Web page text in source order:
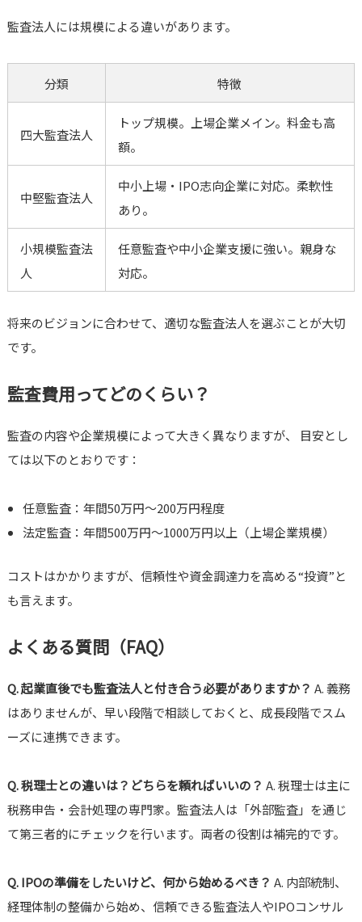
監査法人には規模による違いがあります。
分類 特徴
四大監査法人
トップ規模。上場企業メイン。料金も高
額。
中堅監査法人
中小上場・IPO志向企業に対応。柔軟性
あり。
小規模監査法
人
任意監査や中小企業支援に強い。親身な
対応。
将来のビジョンに合わせて、適切な監査法人を選ぶことが大切
です。
監査費用ってどのくらい？
監査の内容や企業規模によって大きく異なりますが、 目安とし
ては以下のとおりです：
任意監査：年間50万円〜200万円程度
法定監査：年間500万円〜1000万円以上（上場企業規模）
コストはかかりますが、信頼性や資金調達力を高める“投資”と
も言えます。
よくある質問（FAQ）
Q. 起業直後でも監査法人と付き合う必要がありますか？ A. 義務
はありませんが、早い段階で相談しておくと、成長段階でスム
ーズに連携できます。
Q. 税理士との違いは？どちらを頼ればいいの？ A. 税理士は主に
税務申告・会計処理の専門家。監査法人は「外部監査」を通じ
て第三者的にチェックを行います。両者の役割は補完的です。
Q. IPOの準備をしたいけど、何から始めるべき？ A. 内部統制、
経理体制の整備から始め、信頼できる監査法人やIPOコンサル